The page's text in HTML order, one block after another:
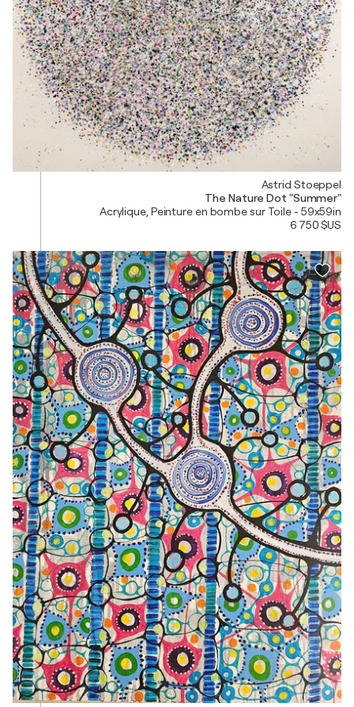
Astrid Stoeppel
The Nature Dot "Summer"
Acrylique, Peinture en bombe sur Toile - 59x59in
6 750 $US